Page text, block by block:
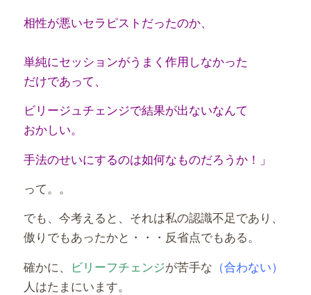
相性が悪いセラピストだったのか、
単純にセッションがうまく作用しなかった
だけであって、
ビリージュチェンジで結果が出ないなんて
おかしい。
手法のせいにするのは如何なものだろうか！」
って。。
でも、今考えると、それは私の認識不足であり、
傲りでもあったかと・・・反省点でもある。
確かに、
ビリーフチェンジが苦手な （合わない）
人はたまにいます。